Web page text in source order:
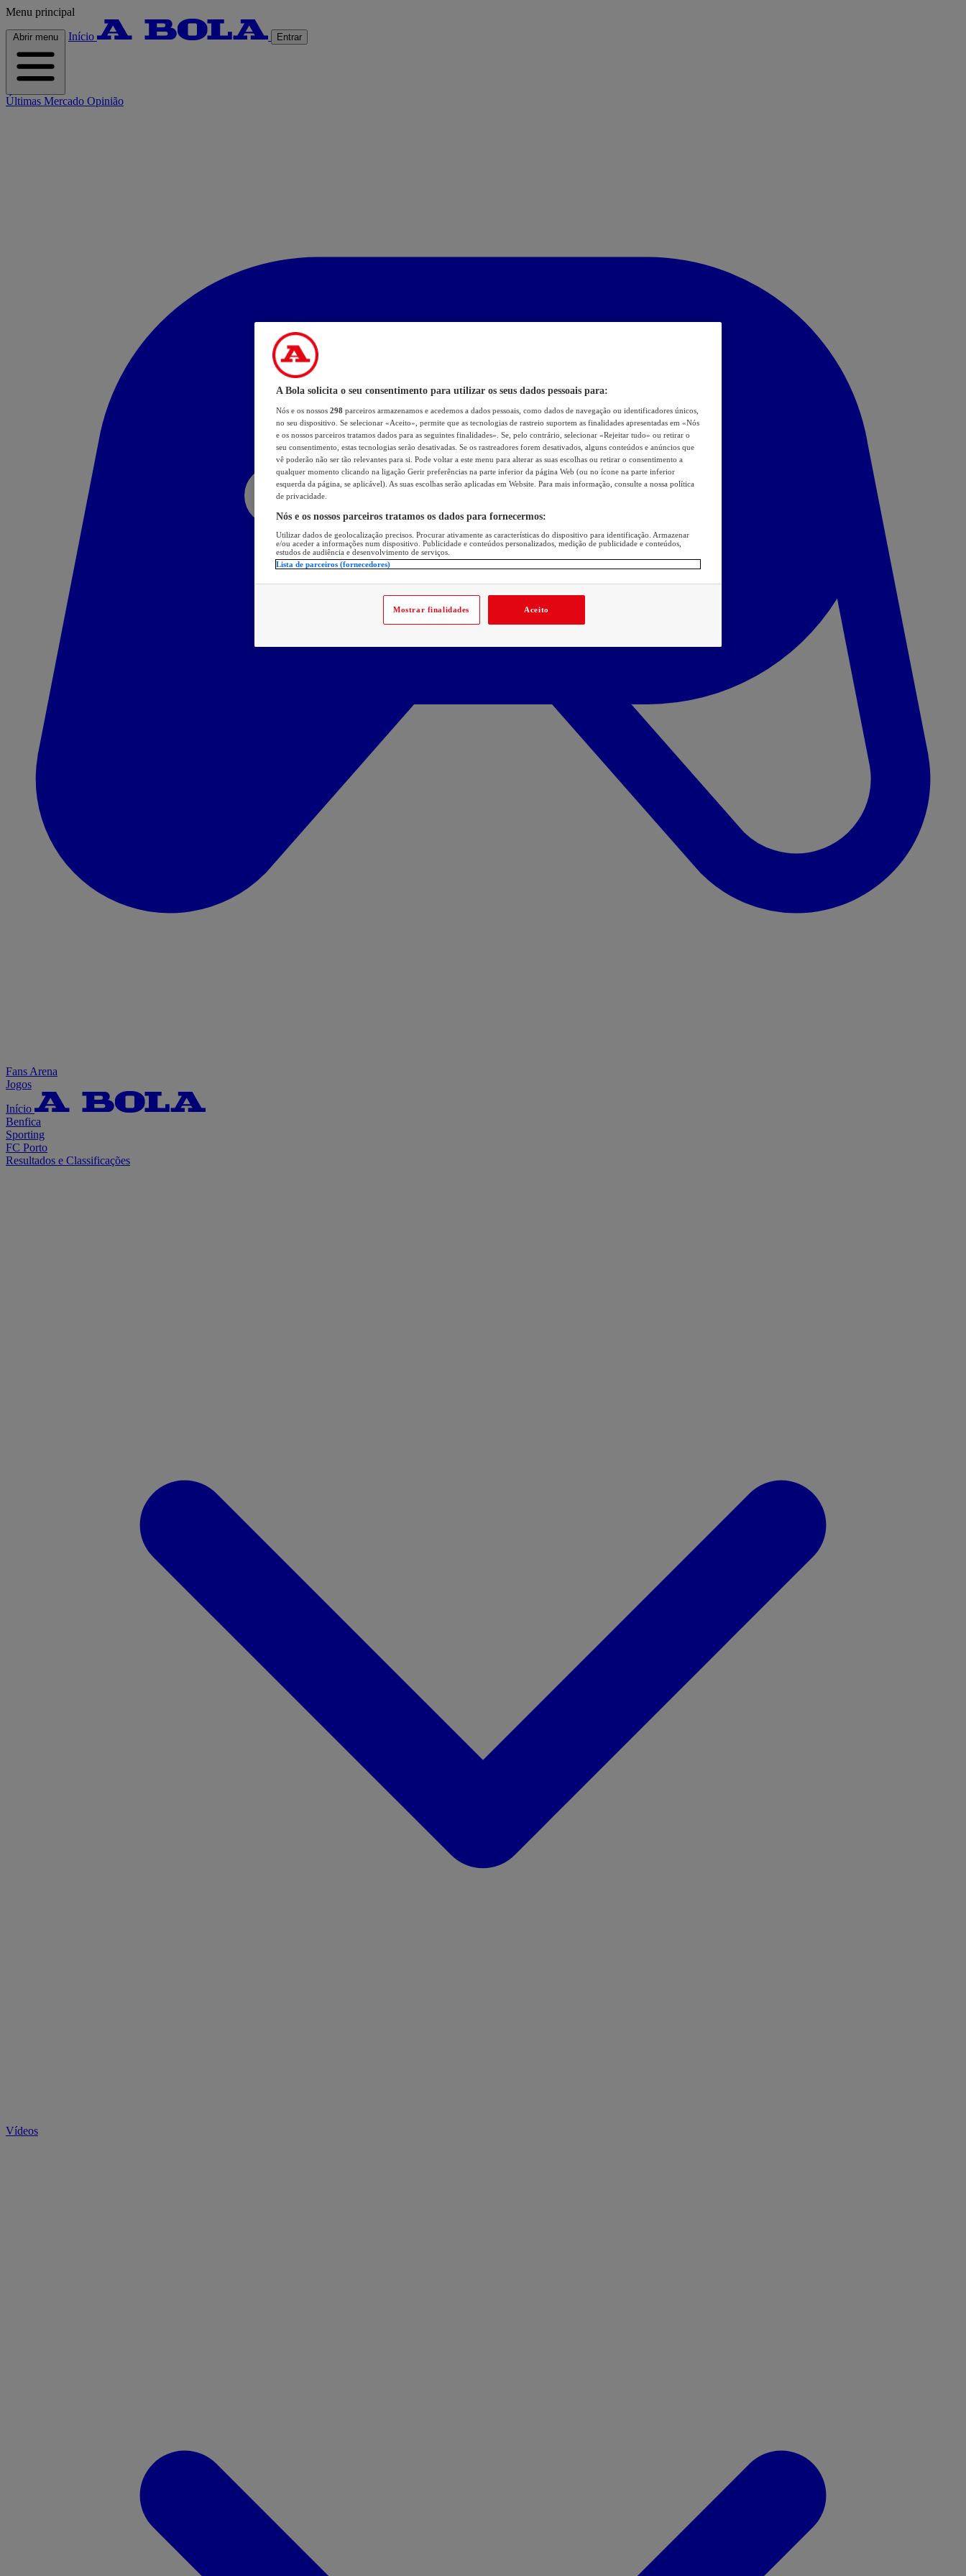
Menu principal
Abrir menu Início Entrar
Últimas Mercado Opinião
Fans Arena
Jogos
Início
Benfica
Sporting
FC Porto
Resultados e Classificações
Vídeos
A Bola solicita o seu consentimento para utilizar os seus dados pessoais para:
Nós e os nossos 298 parceiros armazenamos e acedemos a dados pessoais, como dados de navegação ou identificadores únicos,
no seu dispositivo. Se selecionar «Aceito», permite que as tecnologias de rastreio suportem as finalidades apresentadas em «Nós
e os nossos parceiros tratamos dados para as seguintes finalidades». Se, pelo contrário, selecionar «Rejeitar tudo» ou retirar o
seu consentimento, estas tecnologias serão desativadas. Se os rastreadores forem desativados, alguns conteúdos e anúncios que
vê poderão não ser tão relevantes para si. Pode voltar a este menu para alterar as suas escolhas ou retirar o consentimento a
qualquer momento clicando na ligação Gerir preferências na parte inferior da página Web (ou no ícone na parte inferior
esquerda da página, se aplicável). As suas escolhas serão aplicadas em Website. Para mais informação, consulte a nossa política
de privacidade.
Nós e os nossos parceiros tratamos os dados para fornecermos:
Utilizar dados de geolocalização precisos. Procurar ativamente as características do dispositivo para identificação. Armazenar
e/ou aceder a informações num dispositivo. Publicidade e conteúdos personalizados, medição de publicidade e conteúdos,
estudos de audiência e desenvolvimento de serviços.
Lista de parceiros (fornecedores)
Mostrar finalidades Aceito